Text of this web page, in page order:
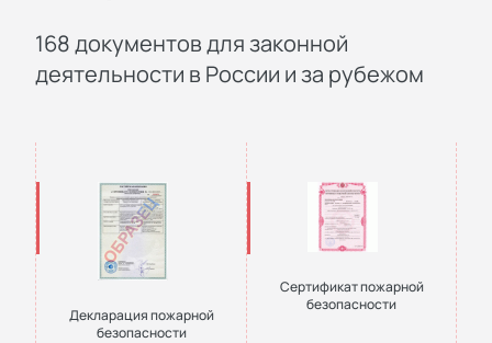
168 документов для законной
деятельности в России и за рубежом
Декларация пожарной
безопасности
Сертификат пожарной
безопасности